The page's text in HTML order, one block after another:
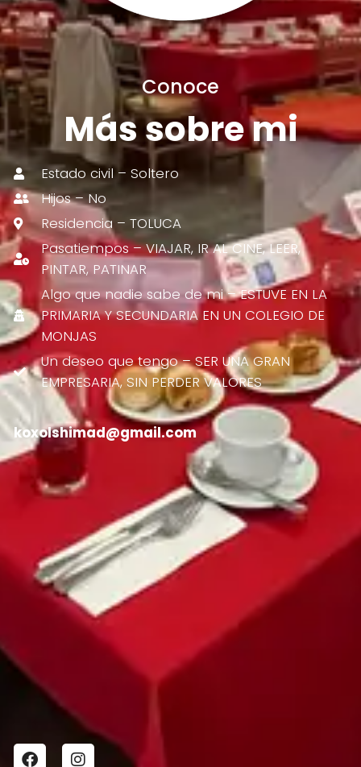
Conoce
Más sobre mi
Estado civil – Soltero
Hijos – No
Residencia – TOLUCA
Pasatiempos – VIAJAR, IR AL CINE, LEER,
PINTAR, PATINAR
Algo que nadie sabe de mi – ESTUVE EN LA
PRIMARIA Y SECUNDARIA EN UN COLEGIO DE
MONJAS
Un deseo que tengo – SER UNA GRAN
EMPRESARIA, SIN PERDER VALORES
koxolshimad@gmail.com